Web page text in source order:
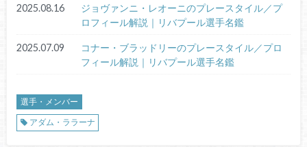
2025.08.16
ジョヴァンニ・レオーニのプレースタイル／プ
ロフィール解説｜リバプール選手名鑑
2025.07.09
コナー・ブラッドリーのプレースタイル／プロ
フィール解説｜リバプール選手名鑑
選手・メンバー
アダム・ララーナ